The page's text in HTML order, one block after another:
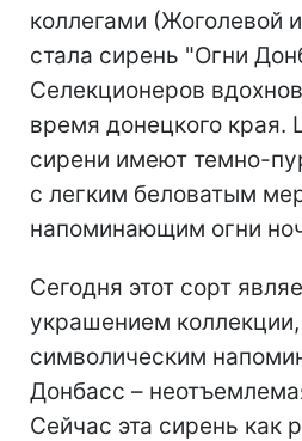
коллегами (Жоголевой
стала сирень "Огни
Селекционеров
время донецкого края.
сирени имеют темно-
с легким беловатым
напоминающим огни
Сегодня этот сорт
украшением
символическим
Донбасс –
Сейчас эта сирень как